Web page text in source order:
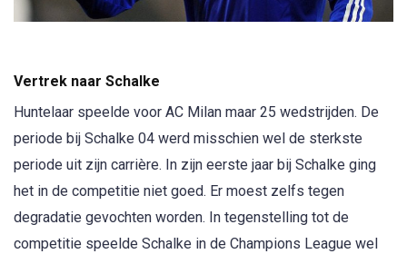
Vertrek naar Schalke
Huntelaar speelde voor AC Milan maar 25 wedstrijden. De
periode bij Schalke 04 werd misschien wel de sterkste
periode uit zijn carrière. In zijn eerste jaar bij Schalke ging
het in de competitie niet goed. Er moest zelfs tegen
degradatie gevochten worden. In tegenstelling tot de
competitie speelde Schalke in de Champions League wel